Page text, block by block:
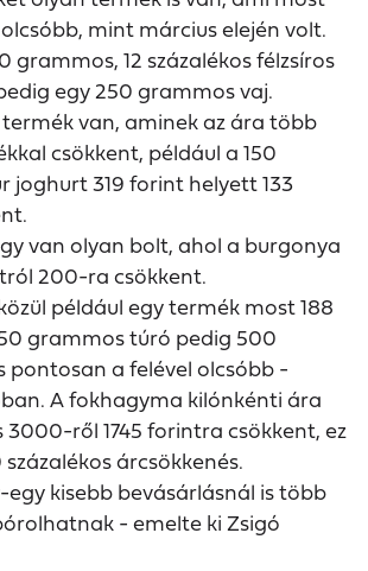
mint március elején volt.
grammos, 12 százalékos félzsíros
egy 250 grammos vaj.
van, aminek az ára több
csökkent, például a 150
joghurt 319 forint helyett 133
van olyan bolt, ahol a burgonya
200-ra csökkent.
például egy termék most 188
grammos túró pedig 500
pontosan a felével olcsóbb -
A fokhagyma kilónkénti ára
ről 1745 forintra csökkent, ez
árcsökkenés.
kisebb bevásárlásnál is több
- emelte ki Zsigó